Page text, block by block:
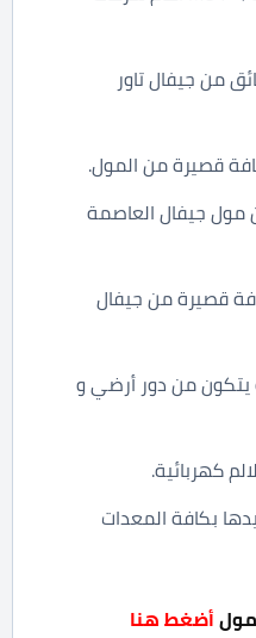
من جيفال تاور
قصيرة من المول.
مول جيفال العاصمة
قصيرة من جيفال
يتكون من دور أرضي و
بكافة المعدات
أضغط هنا